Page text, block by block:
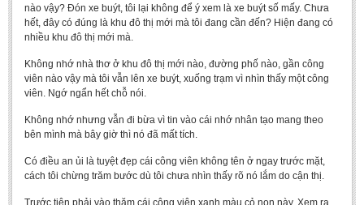
80 Years of New Poetry and the Self-Reliant Literary Group
ALUMNI
Alumni Association
Scholarship Fund
STUDENT ACTIVITIES
Calligraphy Club
nào vậy? Đón xe buýt, tôi lại không để ý xem là xe buýt số mấy. Chưa
hết, đây có đúng là khu đô thị mới mà tôi đang cần đến? Hiện đang có
nhiều khu đô thị mới mà.
Không nhớ nhà thơ ở khu đô thị mới nào, đường phố nào, gần công
viên nào vậy mà tôi vẫn lên xe buýt, xuống trạm vì nhìn thấy một công
viên. Ngớ ngẩn hết chỗ nói.
Không nhớ nhưng vẫn đi bừa vì tin vào cái nhớ nhân tạo mang theo
bên mình mà bây giờ thì nó đã mất tích.
Có điều an ủi là tuyệt đẹp cái công viên không tên ở ngay trước mặt,
cách tôi chừng trăm bước dù tôi chưa nhìn thấy rõ nó lắm do cận thị.
Trước tiên phải vào thăm cái công viên xanh màu cỏ non này. Xem ra